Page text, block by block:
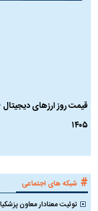
۱۴۰۵
# شبکه های اجتماعی
توئیت معنادار معاون